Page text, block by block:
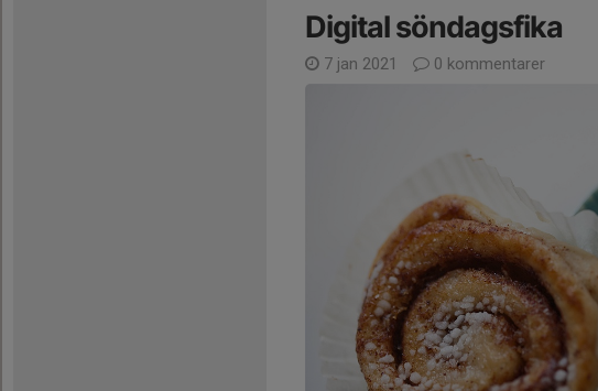
Digital söndagsfika
7 jan 2021 0 kommentarer